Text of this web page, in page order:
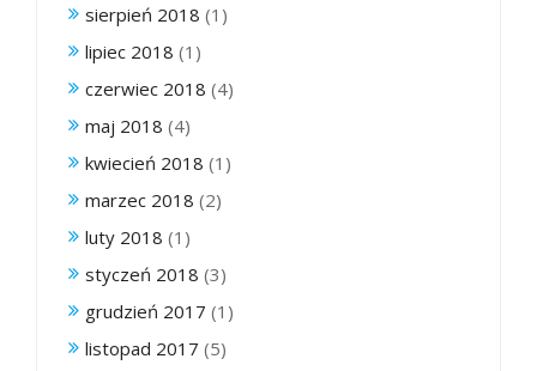
sierpień 2018 (1)
lipiec 2018 (1)
czerwiec 2018 (4)
maj 2018 (4)
kwiecień 2018 (1)
marzec 2018 (2)
luty 2018 (1)
styczeń 2018 (3)
grudzień 2017 (1)
listopad 2017 (5)